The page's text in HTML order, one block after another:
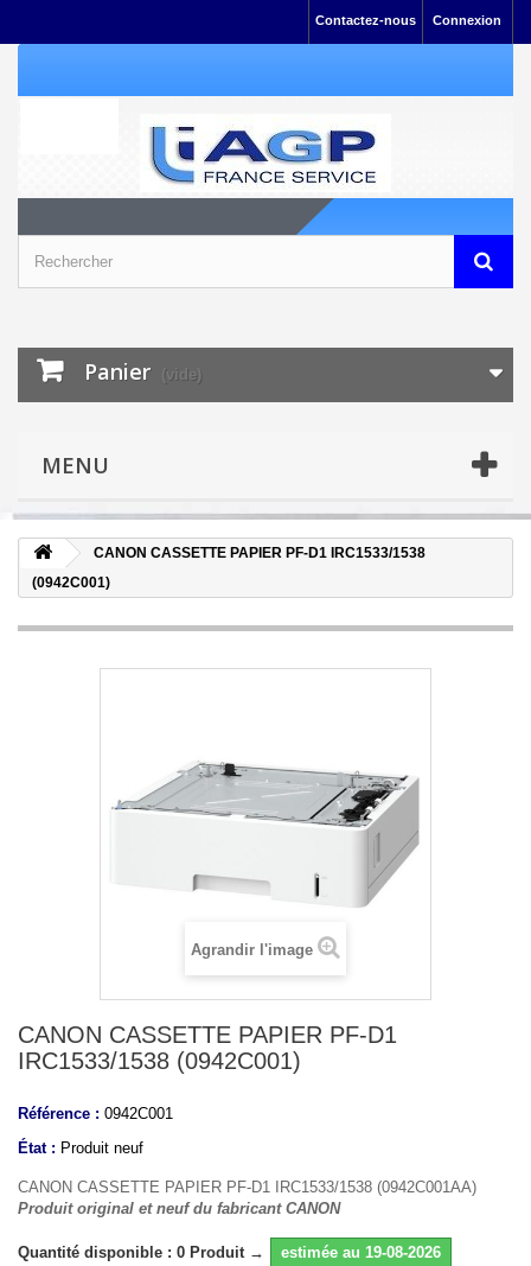
Connexion
Contactez-nous
Panier (vide)
MENU
CANON CASSETTE PAPIER PF-D1 IRC1533/1538
(0942C001)
Agrandir l'image
CANON CASSETTE PAPIER PF-D1
IRC1533/1538 (0942C001)
Référence : 0942C001
État : Produit neuf
CANON CASSETTE PAPIER PF-D1 IRC1533/1538 (0942C001AA)
Produit original et neuf du fabricant CANON
Quantité disponible : 0 Produit → estimée au 19-08-2026